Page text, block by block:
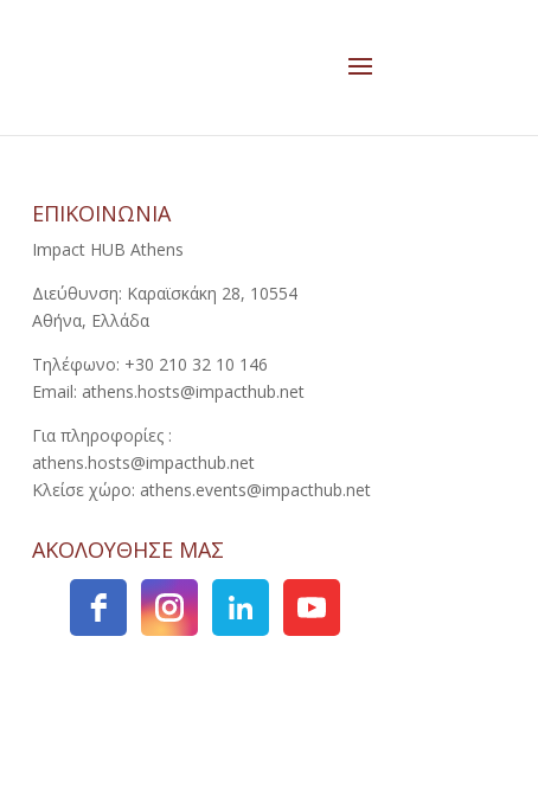
ΕΠΙΚΟΙΝΩΝΙΑ
Impact HUB Athens
Διεύθυνση: Καραϊσκάκη 28, 10554
Αθήνα, Ελλάδα
Τηλέφωνο: +30 210 32 10 146
Email: athens.hosts@impacthub.net
Για πληροφορίες :
athens.hosts@impacthub.net
Κλείσε χώρο: athens.events@impacthub.net
ΑΚΟΛΟΥΘΗΣΕ ΜΑΣ